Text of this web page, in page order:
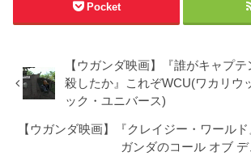
Pocket
【ウガンダ映画】『誰がキャプ
殺したか』これぞWCU(ワカリウ
ック・ユニバース)
【ウガンダ映画】『クレイジー・ワール
ガンダのコール オブ デ